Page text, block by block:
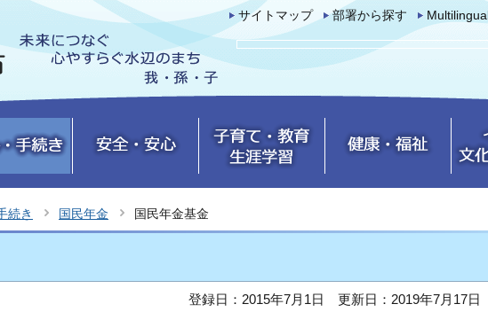
サイトマップ 部署から探す Multilingual
続き 国民年金 国民年金基金
登録日：2015年7月1日 更新日：2019年7月17日